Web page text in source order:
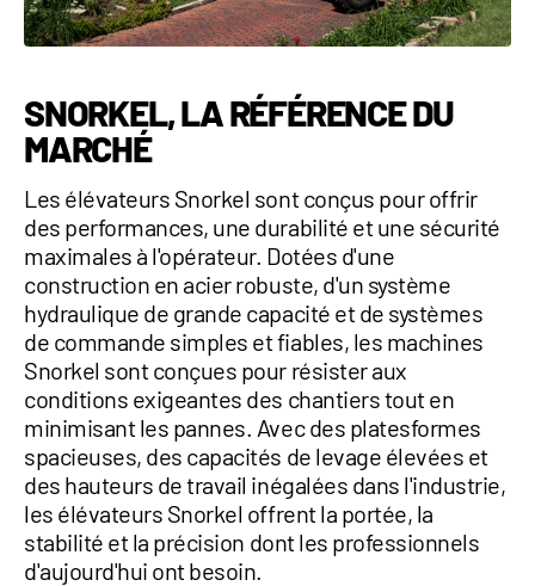
SNORKEL, LA RÉFÉRENCE DU
MARCHÉ
Les élévateurs Snorkel sont conçus pour offrir
des performances, une durabilité et une sécurité
maximales à l'opérateur. Dotées d'une
construction en acier robuste, d'un système
hydraulique de grande capacité et de systèmes
de commande simples et fiables, les machines
Snorkel sont conçues pour résister aux
conditions exigeantes des chantiers tout en
minimisant les pannes. Avec des platesformes
spacieuses, des capacités de levage élevées et
des hauteurs de travail inégalées dans l'industrie,
les élévateurs Snorkel offrent la portée, la
stabilité et la précision dont les professionnels
d'aujourd'hui ont besoin.